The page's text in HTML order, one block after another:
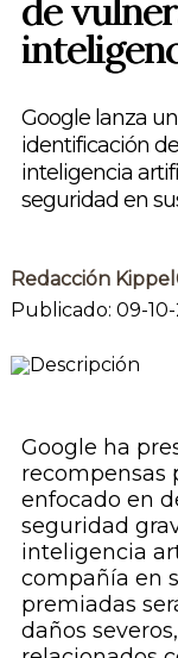
de
Google lanza
identificación
inteligencia
seguridad en
Redacción
Publicado: 09-10-
Google ha
recompensas
enfocado en
seguridad
inteligencia
compañía en
premiadas
daños